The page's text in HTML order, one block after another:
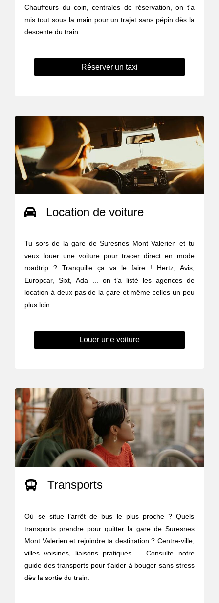
Chauffeurs du coin, centrales de réservation, on t'a
mis tout sous la main pour un trajet sans pépin dès la
descente du train.
Réserver un taxi
Location de voiture
Tu sors de la gare de Suresnes Mont Valerien et tu
veux louer une voiture pour tracer direct en mode
roadtrip ? Tranquille ça va le faire ! Hertz, Avis,
Europcar, Sixt, Ada ... on t’a listé les agences de
location à deux pas de la gare et même celles un peu
plus loin.
Louer une voiture
Transports
Où se situe l’arrêt de bus le plus proche ? Quels
transports prendre pour quitter la gare de Suresnes
Mont Valerien et rejoindre ta destination ? Centre-ville,
villes voisines, liaisons pratiques ... Consulte notre
guide des transports pour t’aider à bouger sans stress
dès la sortie du train.